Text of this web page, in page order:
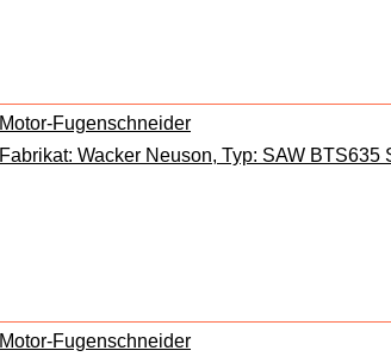
Motor-Fugenschneider
Fabrikat: Wacker Neuson, Typ: SAW
Motor-Fugenschneider